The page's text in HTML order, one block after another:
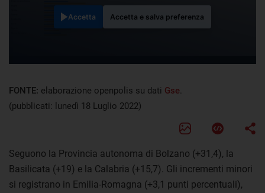
Accetta Accetta e salva preferenza
FONTE: elaborazione openpolis su dati Gse.
(pubblicati: lunedì 18 Luglio 2022)
Seguono la Provincia autonoma di Bolzano (+31,4), la
Basilicata (+19) e la Calabria (+15,7). Gli incrementi minori
si registrano in Emilia-Romagna (+3,1 punti percentuali),